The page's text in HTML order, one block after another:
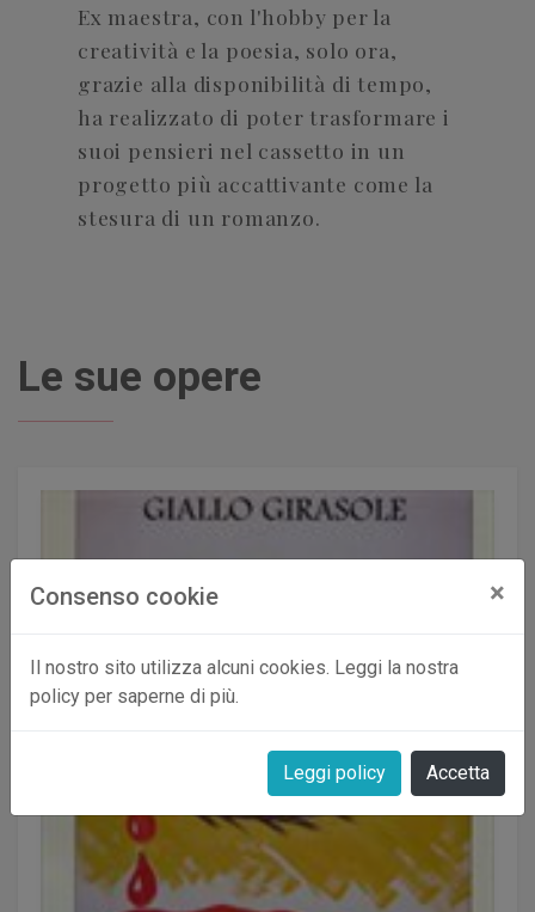
Consenso cookie ×
Il nostro sito utilizza alcuni cookies. Leggi la nostra
policy per saperne di più.
Leggi policy Accetta
Ex maestra, con l'hobby per la
creatività e la poesia, solo ora,
grazie alla disponibilità di tempo,
ha realizzato di poter trasformare i
suoi pensieri nel cassetto in un
progetto più accattivante come la
stesura di un romanzo.
Le sue opere